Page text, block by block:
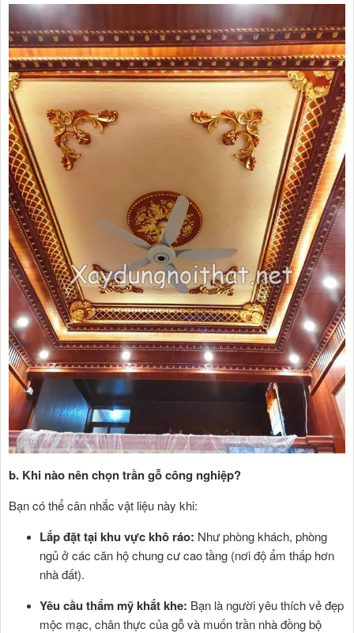
b. Khi nào nên chọn trần gỗ công nghiệp?
Bạn có thể cân nhắc vật liệu này khi:
Lắp đặt tại khu vực khô ráo: Như phòng khách, phòng
ngủ ở các căn hộ chung cư cao tầng (nơi độ ẩm thấp hơn
nhà đất).
Yêu cầu thẩm mỹ khắt khe: Bạn là người yêu thích vẻ đẹp
mộc mạc, chân thực của gỗ và muốn trần nhà đồng bộ